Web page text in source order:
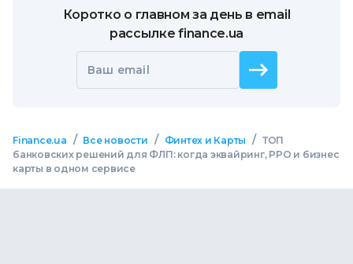
Коротко о главном за день в email
рассылке finance.ua
Ваш email
Finance.ua / Все новости / Финтех и Карты / ТОП
банковских решений для ФЛП: когда эквайринг, РРО и бизнес
карты в одном сервисе